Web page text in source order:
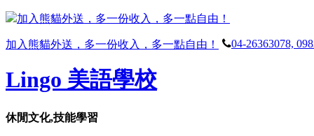
加入熊貓外送，多一份收入，多一點自由！
加入熊貓外送，多一份收入，多一點自由！ 04-26363078,
Lingo 美語學校
休閒文化,技能學習